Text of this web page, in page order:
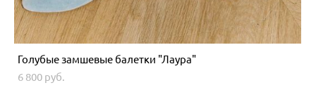
Голубые замшевые балетки "Лаура"
6 800 pуб.